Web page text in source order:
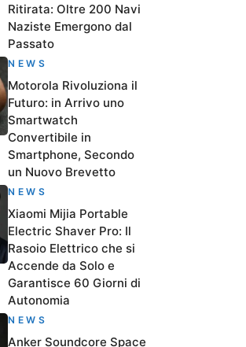
Ritirata: Oltre 200 Navi
Naziste Emergono dal
Passato
NEWS
Motorola Rivoluziona il
Futuro: in Arrivo uno
Smartwatch
Convertibile in
Smartphone, Secondo
un Nuovo Brevetto
NEWS
Xiaomi Mijia Portable
Electric Shaver Pro: Il
Rasoio Elettrico che si
Accende da Solo e
Garantisce 60 Giorni di
Autonomia
NEWS
Anker Soundcore Space